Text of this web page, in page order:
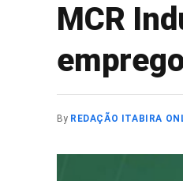
MCR
By REDAÇÃO ITABIRA